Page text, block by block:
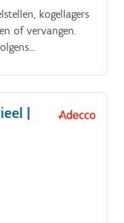
kogellagers
of vervangen.
|